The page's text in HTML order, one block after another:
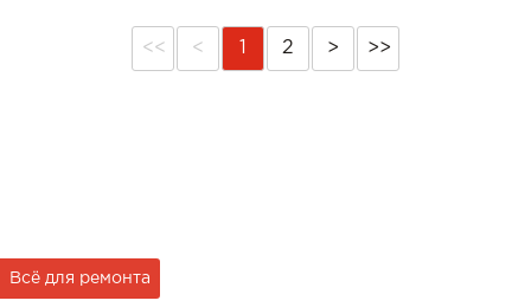
<< < 2 > >>
Всё для ремонта